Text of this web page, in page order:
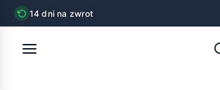
14 dni na zwrot